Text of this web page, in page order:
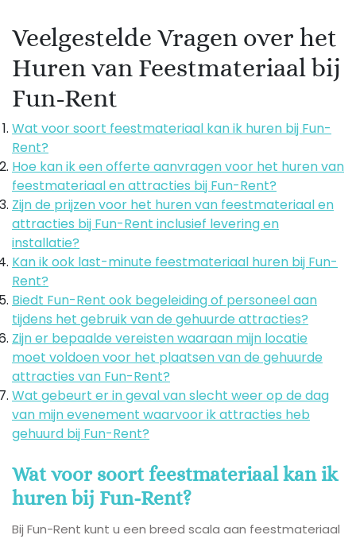
Veelgestelde Vragen over het
Huren van Feestmateriaal bij
Fun-Rent
Wat voor soort feestmateriaal kan ik huren bij Fun-
Rent?
Hoe kan ik een offerte aanvragen voor het huren van
feestmateriaal en attracties bij Fun-Rent?
Zijn de prijzen voor het huren van feestmateriaal en
attracties bij Fun-Rent inclusief levering en
installatie?
Kan ik ook last-minute feestmateriaal huren bij Fun-
Rent?
Biedt Fun-Rent ook begeleiding of personeel aan
tijdens het gebruik van de gehuurde attracties?
Zijn er bepaalde vereisten waaraan mijn locatie
moet voldoen voor het plaatsen van de gehuurde
attracties van Fun-Rent?
Wat gebeurt er in geval van slecht weer op de dag
van mijn evenement waarvoor ik attracties heb
gehuurd bij Fun-Rent?
Wat voor soort feestmateriaal kan ik
huren bij Fun-Rent?
Bij Fun-Rent kunt u een breed scala aan feestmateriaal